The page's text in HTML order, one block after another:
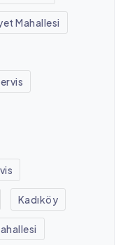
Mahallesi
Kadıköy